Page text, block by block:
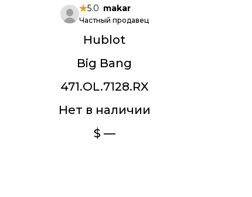
5.0 makar
Частный продавец
Hublot
Big Bang
471.OL.7128.RX
Нет в наличии
$ —